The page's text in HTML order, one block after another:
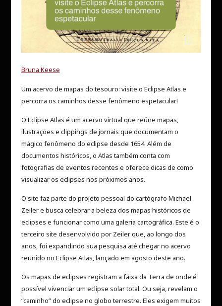
Bruna Keese
Um acervo de mapas do tesouro: visite o Eclipse Atlas e
percorra os caminhos desse fenômeno espetacular!
O Eclipse Atlas é um acervo virtual que reúne mapas,
ilustrações e clippings de jornais que documentam o
mágico fenômeno do eclipse desde 1654. Além de
documentos históricos, o Atlas também conta com
fotografias de eventos recentes e oferece dicas de como
visualizar os eclipses nos próximos anos.
O site faz parte do projeto pessoal do cartógrafo Michael
Zeiler e busca celebrar a beleza dos mapas históricos de
eclipses e funcionar como uma galeria cartográfica. Este é o
terceiro site desenvolvido por Zeiler que, ao longo dos
anos, foi expandindo sua pesquisa até chegar no acervo
reunido no Eclipse Atlas, lançado em agosto deste ano.
Os mapas de eclipses registram a faixa da Terra de onde é
possível vivenciar um eclipse solar total. Ou seja, revelam o
“caminho” do eclipse no globo terrestre. Eles exigem muitos